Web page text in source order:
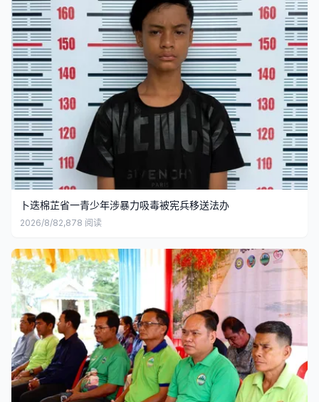
卜迭棉芷省一青少年涉暴力吸毒被宪兵移送法办
2026/8/82,878 阅读